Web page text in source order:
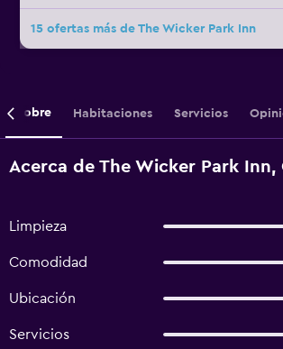
15 ofertas más de The Wicker Park Inn
Sobre Habitaciones Servicios
Acerca de The Wicker Park Inn,
Limpieza
Comodidad
Ubicación
Servicios